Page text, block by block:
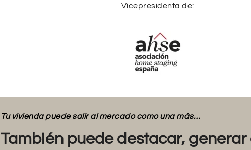
Vicepresidenta de:
Tu vivienda puede salir al mercado como una más…
También puede destacar, generar